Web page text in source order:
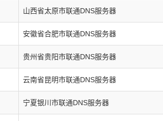
山西省太原市联通DNS服务器
安徽省合肥市联通DNS服务器
贵州省贵阳市联通DNS服务器
云南省昆明市联通DNS服务器
宁夏银川市联通DNS服务器